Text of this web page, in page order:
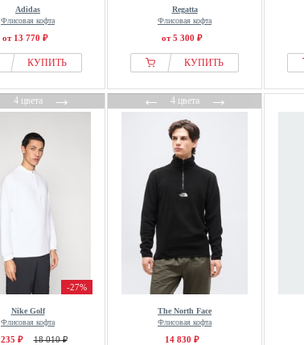
Adidas
Флисовая кофта
от 13 770 ₽
КУПИТЬ
Regatta
Флисовая кофта
от 5 300 ₽
КУПИТЬ
4 цвета→
-27%
Nike Golf
Флисовая кофта
₽ 18 010 ₽
←4 цвета→
The North Face
Флисовая кофта
14 830 ₽